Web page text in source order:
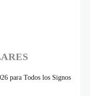
para Todos los Signos